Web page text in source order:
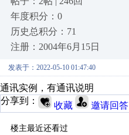
年度积分：0
历史总积分：71
注册：2004年6月15日
发表于：2022-05-10 01:47:40
通讯实例，有通讯说明
分享到：
收藏 邀请回答
楼主最近还看过